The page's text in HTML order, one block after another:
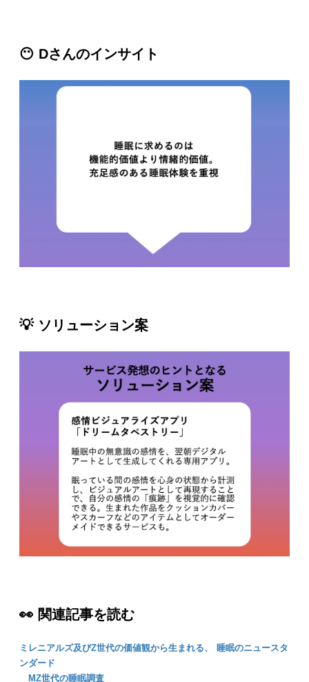
😶 Dさんのインサイト
💡 ソリューション案
👀 関連記事を読む
ミレニアルズ及びZ世代の価値観から生まれる、 睡眠のニュースタ
ンダード
MZ世代の睡眠調査